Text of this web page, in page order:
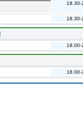
18.30-
18.30-
18.00-
18.00-